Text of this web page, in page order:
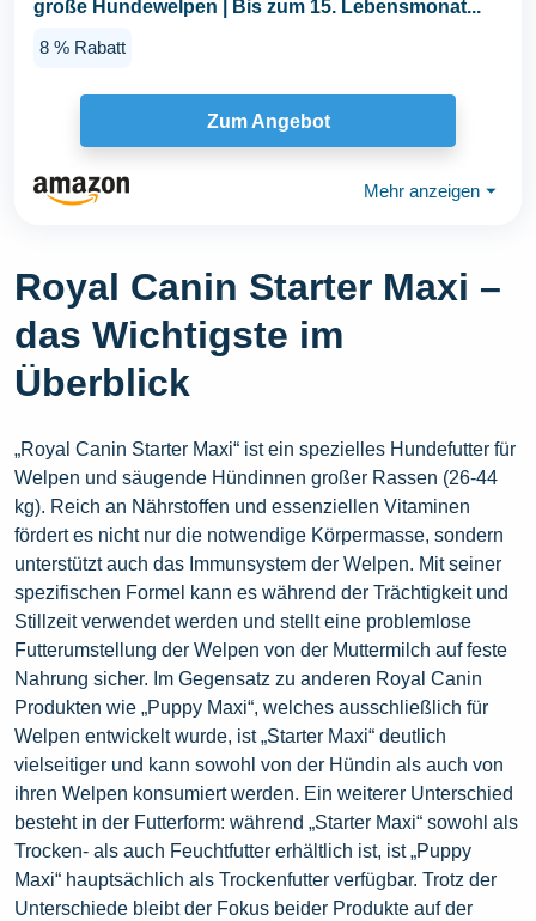
große Hundewelpen | Bis zum 15. Lebensmonat...
8 % Rabatt
Zum Angebot
Mehr anzeigen ⏷
Royal Canin Starter Maxi –
das Wichtigste im
Überblick
„Royal Canin Starter Maxi“ ist ein spezielles Hundefutter für
Welpen und säugende Hündinnen großer Rassen (26-44
kg). Reich an Nährstoffen und essenziellen Vitaminen
fördert es nicht nur die notwendige Körpermasse, sondern
unterstützt auch das Immunsystem der Welpen. Mit seiner
spezifischen Formel kann es während der Trächtigkeit und
Stillzeit verwendet werden und stellt eine problemlose
Futterumstellung der Welpen von der Muttermilch auf feste
Nahrung sicher. Im Gegensatz zu anderen Royal Canin
Produkten wie „Puppy Maxi“, welches ausschließlich für
Welpen entwickelt wurde, ist „Starter Maxi“ deutlich
vielseitiger und kann sowohl von der Hündin als auch von
ihren Welpen konsumiert werden. Ein weiterer Unterschied
besteht in der Futterform: während „Starter Maxi“ sowohl als
Trocken- als auch Feuchtfutter erhältlich ist, ist „Puppy
Maxi“ hauptsächlich als Trockenfutter verfügbar. Trotz der
Unterschiede bleibt der Fokus beider Produkte auf der